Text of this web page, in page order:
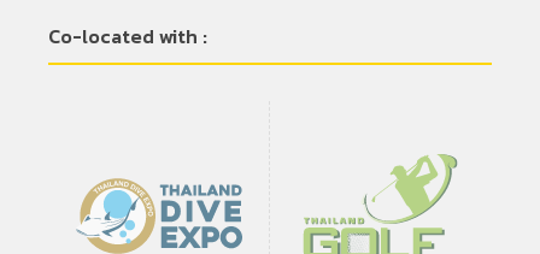
Co-located with :